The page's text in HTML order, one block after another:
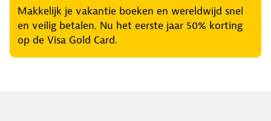
Makkelijk je vakantie boeken en wereldwijd snel
en veilig betalen. Nu het eerste jaar 50% korting
op de Visa Gold Card.